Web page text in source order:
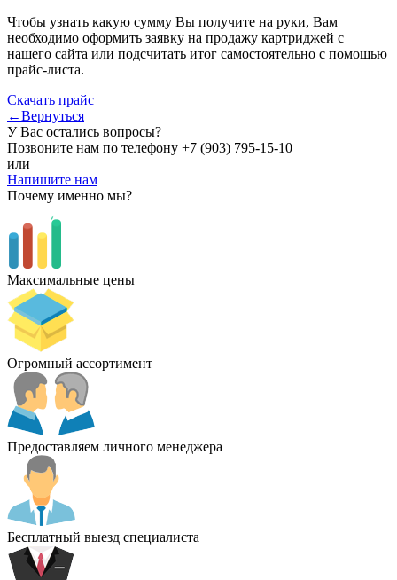
Чтобы узнать какую сумму Вы получите на руки, Вам
необходимо оформить заявку на продажу картриджей с
нашего сайта или подсчитать итог самостоятельно с помощью
прайс-листа.
Скачать прайс
←Вернуться
У Вас остались вопросы?
Позвоните нам по телефону +7 (903) 795-15-10
или
Напишите нам
Почему именно мы?
Максимальные цены
Огромный ассортимент
Предоставляем личного менеджера
Бесплатный выезд специалиста